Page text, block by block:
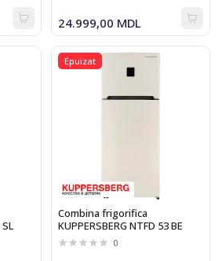
24.999,00 MDL
Epuizat
Combina frigorifica
KUPPERSBERG NTFD 53 BE
0